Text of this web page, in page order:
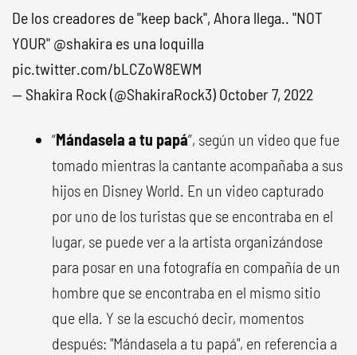
De los creadores de "keep back", Ahora llega.. "NOT
YOUR" @shakira es una loquilla
pic.twitter.com/bLCZoW8EWM
— Shakira Rock (@ShakiraRock3) October 7, 2022
“Mándasela a tu papá”, según un video que fue
tomado mientras la cantante acompañaba a sus
hijos en Disney World. En un video capturado
por uno de los turistas que se encontraba en el
lugar, se puede ver a la artista organizándose
para posar en una fotografía en compañía de un
hombre que se encontraba en el mismo sitio
que ella. Y se la escuchó decir, momentos
después: "Mándasela a tu papá", en referencia a